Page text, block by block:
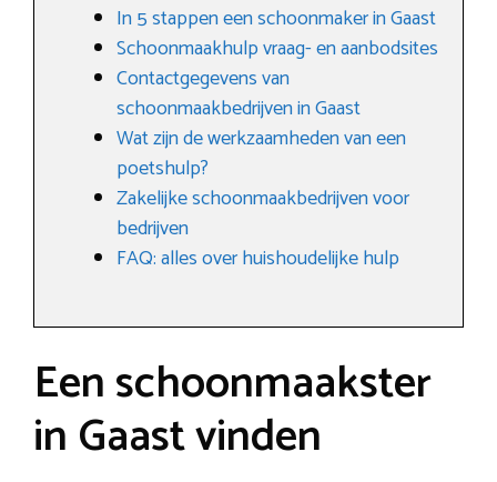
In 5 stappen een schoonmaker in Gaast
Schoonmaakhulp vraag- en aanbodsites
Contactgegevens van
schoonmaakbedrijven in Gaast
Wat zijn de werkzaamheden van een
poetshulp?
Zakelijke schoonmaakbedrijven voor
bedrijven
FAQ: alles over huishoudelijke hulp
Een schoonmaakster
in Gaast vinden